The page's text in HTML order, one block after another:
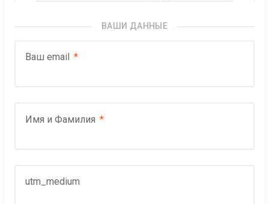
ВАШИ ДАННЫЕ
Ваш email
Имя и Фамилия
utm_medium